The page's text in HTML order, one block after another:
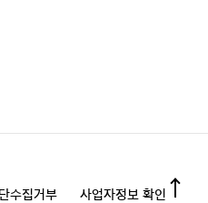
수집거부 사업자정보 확인